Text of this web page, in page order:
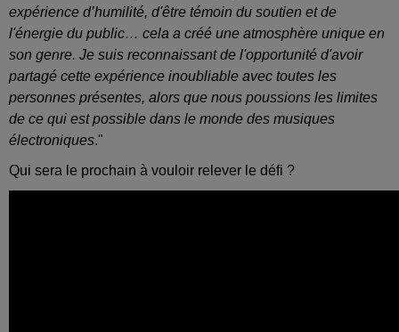
expérience d’humilité, d'être témoin du soutien et de
l'énergie du public… cela a créé une atmosphère unique en
son genre. Je suis reconnaissant de l'opportunité d'avoir
partagé cette expérience inoubliable avec toutes les
personnes présentes, alors que nous poussions les limites
de ce qui est possible dans le monde des musiques
électroniques."
Qui sera le prochain à vouloir relever le défi ?